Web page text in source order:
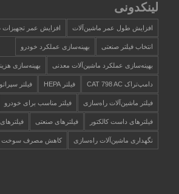
لینکدونی
افزایش طول عمر ماشین‌آلات افزایش عمر تجهیزات
انتخاب فیلتر صنعتی بهینه‌سازی عملکرد خودرو
بهینه‌سازی عملکرد ماشین‌آلات معدنی بهینه‌سازی
دامپ‌تراک CAT 798 AC فیلتر HEPA فیلتر
فیلتر ماشین‌آلات راه‌سازی فیلتر مناسب برای خودرو
فیلترهای داست کالکتور فیلترهای صنعتی
نگهداری ماشین‌آلات راه‌سازی کاهش مصرف سوخت